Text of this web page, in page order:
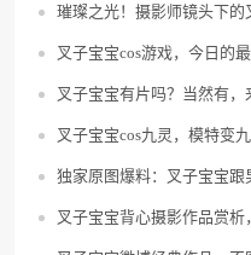
璀璨之光！摄影师镜头下的
叉子宝宝cos游戏，今日的
叉子宝宝有片吗？当然有，
叉子宝宝cos九灵，模特变
独家原图爆料：叉子宝宝跟
叉子宝宝背心摄影作品赏析